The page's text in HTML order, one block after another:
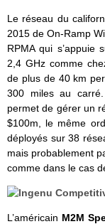
Le réseau du
2015 de On-Ramp
RPMA qui s’appuie
2,4 GHz comme
de plus de 40 km
300 miles au
permet de gérer un
$100m, le même
déployés sur 38
mais probablement
comme dans le cas
L’américain M2M